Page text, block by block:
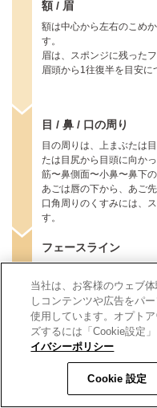
額 / 眉
額は中心から左右のこめ
す。
眉は、スポンジに残った
眉頭から1往復半を目安に
目 / 鼻 / 口の周り
目の周りは、上まぶたは
たは目尻から目頭に向か
筋〜鼻側面〜小鼻〜鼻下の
あごは唇の下から、あご
口角周りのくすみには、
す。
フェースライン
（斜めカットしていない
ンをなじませます。
メイクア
税込 5,500 円
当社は、お客様のウェブ
しコンテンツや広告をパ
使用しています。オプト
ズするには「Cookie設定
イバシーポリシー
Cookie 設定